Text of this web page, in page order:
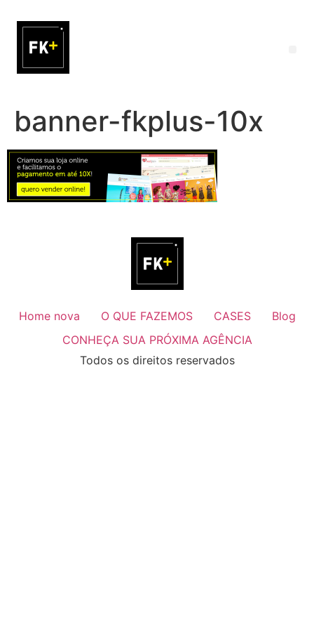
banner-fkplus-10x
Home nova O QUE FAZEMOS CASES
Blog
CONHEÇA SUA PRÓXIMA AGÊNCIA
Todos os direitos reservados